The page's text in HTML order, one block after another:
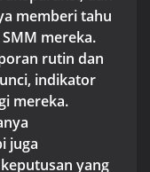
memberi tahu
mereka.
rutin dan
indikator
mereka.
juga
yang